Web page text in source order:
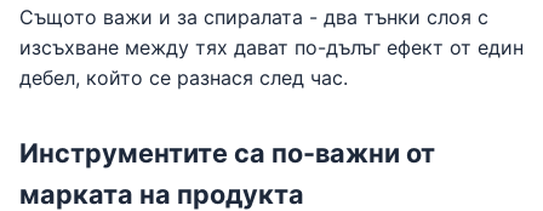
Същото важи и за спиралата - два тънки слоя с
изсъхване между тях дават по-дълъг ефект от един
дебел, който се разнася след час.
Инструментите са по-важни от
марката на продукта